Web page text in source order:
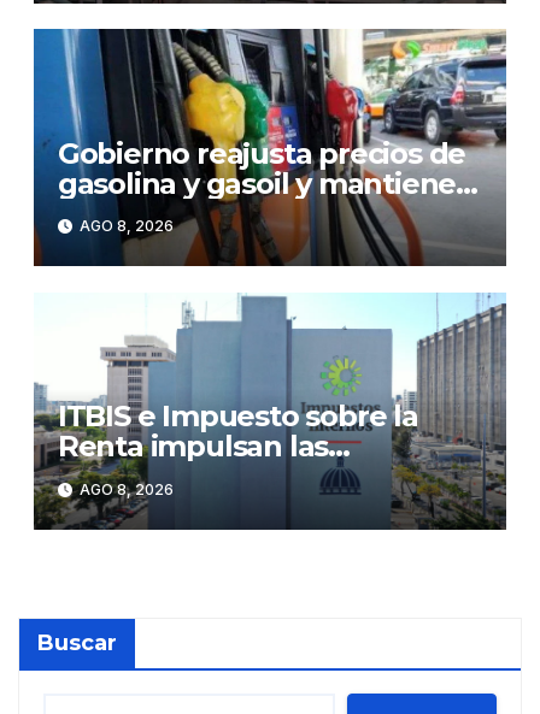
Gobierno reajusta precios de
gasolina y gasoil y mantiene
congelado el GLP
AGO 8, 2026
ITBIS e Impuesto sobre la
Renta impulsan las
recaudaciones de la DGII;
superan los RD$81,475
millones en julio
AGO 8, 2026
Buscar